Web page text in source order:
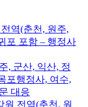
역(춘천, 원주,
포 포함 – 행정사
, 군산, 익산, 정
포행정사, 여수,
대응
원 전역(춘천, 원